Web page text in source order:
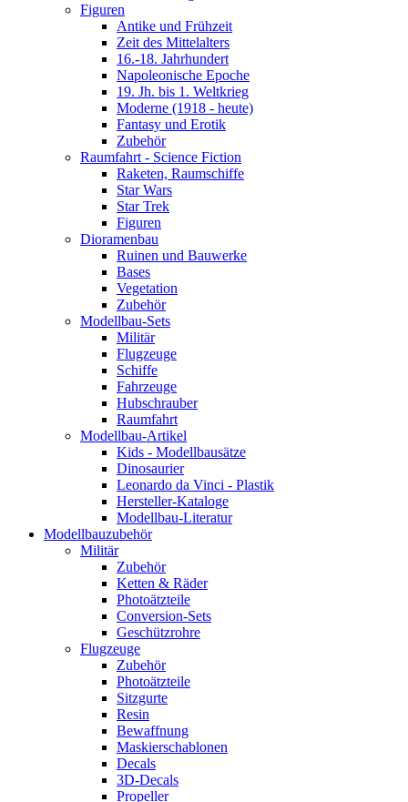
Figuren
Antike und Frühzeit
Zeit des Mittelalters
16.-18. Jahrhundert
Napoleonische Epoche
19. Jh. bis 1. Weltkrieg
Moderne (1918 - heute)
Fantasy und Erotik
Zubehör
Raumfahrt - Science Fiction
Raketen, Raumschiffe
Star Wars
Star Trek
Figuren
Dioramenbau
Ruinen und Bauwerke
Bases
Vegetation
Zubehör
Modellbau-Sets
Militär
Flugzeuge
Schiffe
Fahrzeuge
Hubschrauber
Raumfahrt
Modellbau-Artikel
Kids - Modellbausätze
Dinosaurier
Leonardo da Vinci - Plastik
Hersteller-Kataloge
Modellbau-Literatur
Modellbauzubehör
Militär
Zubehör
Ketten & Räder
Photoätzteile
Conversion-Sets
Geschützrohre
Flugzeuge
Zubehör
Photoätzteile
Sitzgurte
Resin
Bewaffnung
Maskierschablonen
Decals
3D-Decals
Propeller